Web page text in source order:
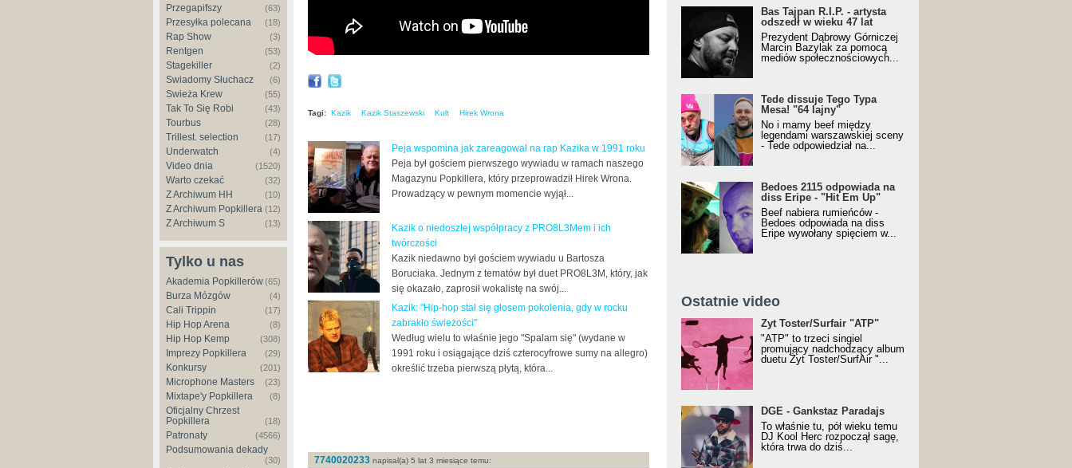
Przegapifszy (63)
Przesyłka polecana (18)
Rap Show (3)
Rentgen (53)
Stagekiller (2)
Świadomy Słuchacz (6)
Świeża Krew (55)
Tak To Się Robi (43)
Tourbus (28)
Trillest. selection (17)
Underwatch (4)
Video dnia (1520)
Warto czekać (32)
Z Archiwum HH (10)
Z Archiwum Popkillera (12)
Z Archiwum S (13)
Tylko u nas
Akademia Popkillerów(65)
Burza Mózgów (4)
Cali Trippin (17)
Hip Hop Arena (8)
Hip Hop Kemp (308)
Imprezy Popkillera (29)
Konkursy (201)
Microphone Masters (23)
Mixtape'y Popkillera (8)
Oficjalny Chrzest
Popkillera
(18)
Patronaty (4566)
Podsumowania dekady
(30)
Tagi: Kazik Kazik Staszewski Kult Hirek Wrona
Peja wspomina jak zareagował na rap Kazika w 1991 roku
Peja był gościem pierwszego wywiadu w ramach naszego
Magazynu Popkillera, który przeprowadził Hirek Wrona.
Prowadzący w pewnym momencie wyjął...
Kazik o niedoszłej współpracy z PRO8L3Mem i ich
twórczości
Kazik niedawno był gościem wywiadu u Bartosza
Boruciaka. Jednym z tematów był duet PRO8L3M, który, jak
się okazało, zaprosił wokalistę na swój...
Kazik: "Hip-hop stał się głosem pokolenia, gdy w rocku
zabrakło świeżości"
Według wielu to właśnie jego "Spalam się" (wydane w
1991 roku i osiągające dziś czterocyfrowe sumy na allegro)
określić trzeba pierwszą płytą, która...
7740020233 napisal(a) 5 lat 3 miesiące temu:
Bas Tajpan R.I.P. - artysta
odszedł w wieku 47 lat
Prezydent Dąbrowy Górniczej
Marcin Bazylak za pomocą
mediów społecznościowych...
Tede dissuje Tego Typa
Mesa! "64 lajny"
No i mamy beef między
legendami warszawskiej sceny
- Tede odpowiedział na...
Bedoes 2115 odpowiada na
diss Eripe - "Hit Em Up"
Beef nabiera rumieńców -
Bedoes odpowiada na diss
Eripe wywołany spięciem w...
Ostatnie video
Żyt Toster/SurfAir - ATP VIDEO
Żyt Toster/Surfair "ATP"
"ATP" to trzeci singiel
promujący nadchodzący album
duetu Żyt Toster/SurfAir "...
donGURALesko z nagrodą za
Klasyczny/Trueschoolowy
Album Roku (Popkillery 2023)
DGE - Gankstaz Paradajs
To właśnie tu, pół wieku temu
DJ Kool Herc rozpoczął sagę,
która trwa do dziś...